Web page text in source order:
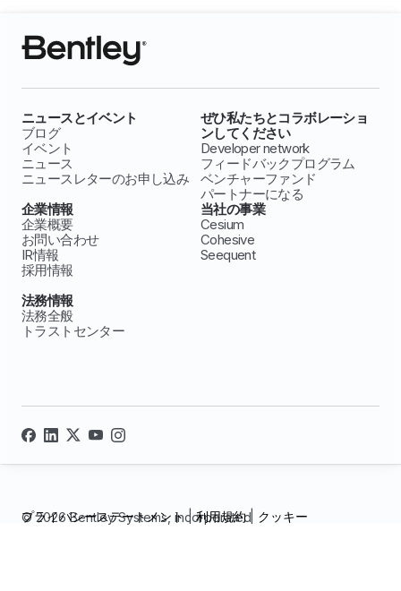
ニュースとイベント
ブログ
イベント
ニュース
ニュースレターのお申し込み
ぜひ私たちとコラボレーショ
ンしてください
Developer network
フィードバックプログラム
ベンチャーファンド
パートナーになる
企業情報
企業概要
お問い合わせ
IR情報
採用情報
当社の事業
Cesium
Cohesive
Seequent
法務情報
法務全般
トラストセンター
© 2026 Bentley Systems, incorporated
プライバシーステートメント|利用規約| クッキー